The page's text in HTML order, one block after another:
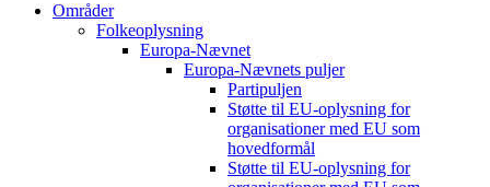
Områder
Folkeoplysning
Europa-Nævnet
Europa-Nævnets puljer
Partipuljen
Støtte til EU-oplysning for
organisationer med EU som
hovedformål
Støtte til EU-oplysning for